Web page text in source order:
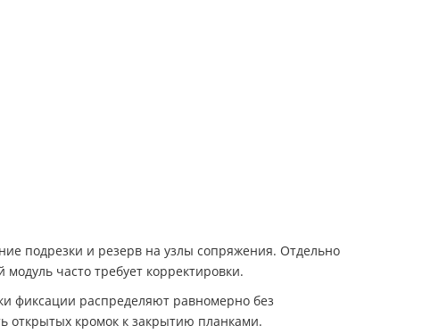
подрезки и резерв на узлы сопряжения. Отдельно
часто требует корректировки.
фиксации распределяют равномерно без
открытых кромок к закрытию планками.